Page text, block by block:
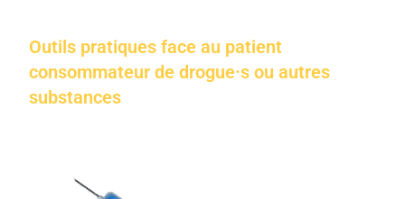
Outils pratiques face au patient
consommateur de drogue·s ou autres
substances